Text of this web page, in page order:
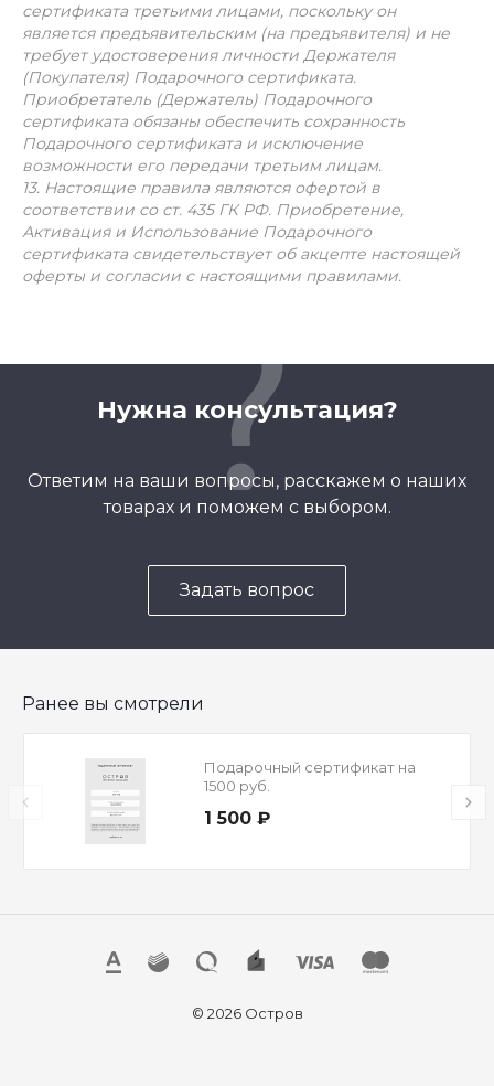
сертификата третьими лицами, поскольку он
является предъявительским (на предъявителя) и не
требует удостоверения личности Держателя
(Покупателя) Подарочного сертификата.
Приобретатель (Держатель) Подарочного
сертификата обязаны обеспечить сохранность
Подарочного сертификата и исключение
возможности его передачи третьим лицам.
13. Настоящие правила являются офертой в
соответствии со ст. 435 ГК РФ. Приобретение,
Активация и Использование Подарочного
сертификата свидетельствует об акцепте настоящей
оферты и согласии с настоящими правилами.
Нужна консультация?
Ответим на ваши вопросы, расскажем о наших
товарах и поможем с выбором.
Задать вопрос
Ранее вы смотрели
Подарочный сертификат на
1500 руб.
1 500 ₽
© 2026 Остров